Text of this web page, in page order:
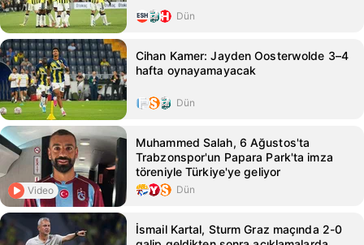
Dün
Cihan Kamer: Jayden Oosterwolde 3–4
hafta oynayamayacak
Dün
Video
Muhammed Salah, 6 Ağustos'ta
Trabzonspor'un Papara Park'ta imza
töreniyle Türkiye'ye geliyor
Dün
İsmail Kartal, Sturm Graz maçında 2-0